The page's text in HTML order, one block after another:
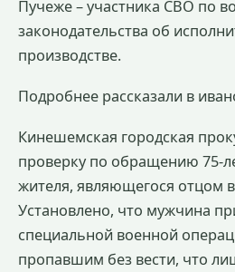
Пучеже – участника СВО по
законодательства об
производстве.
Подробнее рассказали в
Кинешемская городская
проверку по обращению 75-
жителя, являющегося отцом
Установлено, что мужчина
специальной военной
пропавшим без вести, что